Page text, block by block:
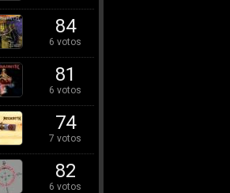
84
6 votos
81
6 votos
74
7 votos
82
6 votos